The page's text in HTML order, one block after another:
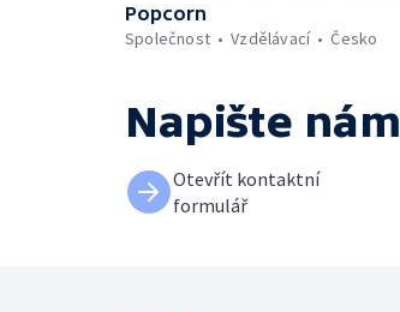
Popcorn
Společnost
Vzdělávací Česko
Napište nám
Otevřít kontaktní
formulář